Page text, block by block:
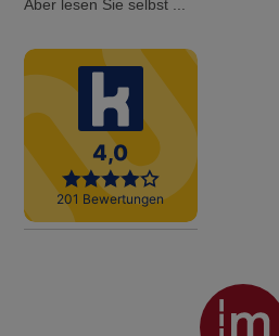
Aber lesen Sie selbst ...